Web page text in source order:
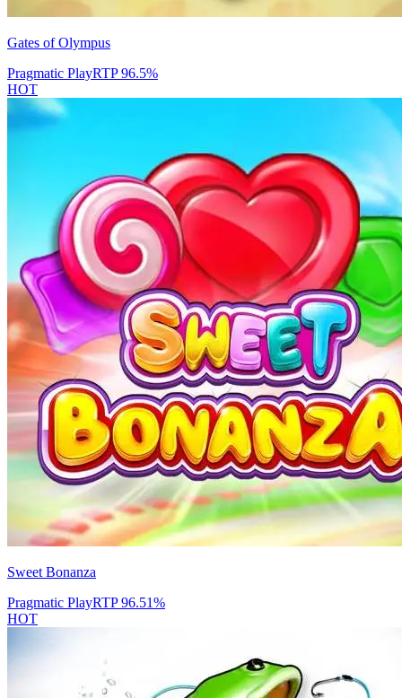
Gates of Olympus
Pragmatic PlayRTP96.5%
HOT
Sweet Bonanza
Pragmatic PlayRTP96.51%
HOT